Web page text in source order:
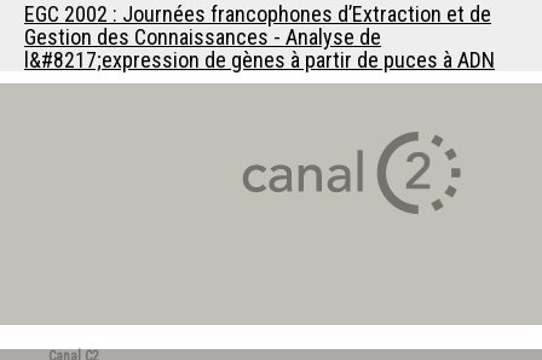
EGC 2002 : Journées francophones d’Extraction et de
Gestion des Connaissances - Analyse de
l&#8217;expression de gènes à partir de puces à ADN
Canal C2